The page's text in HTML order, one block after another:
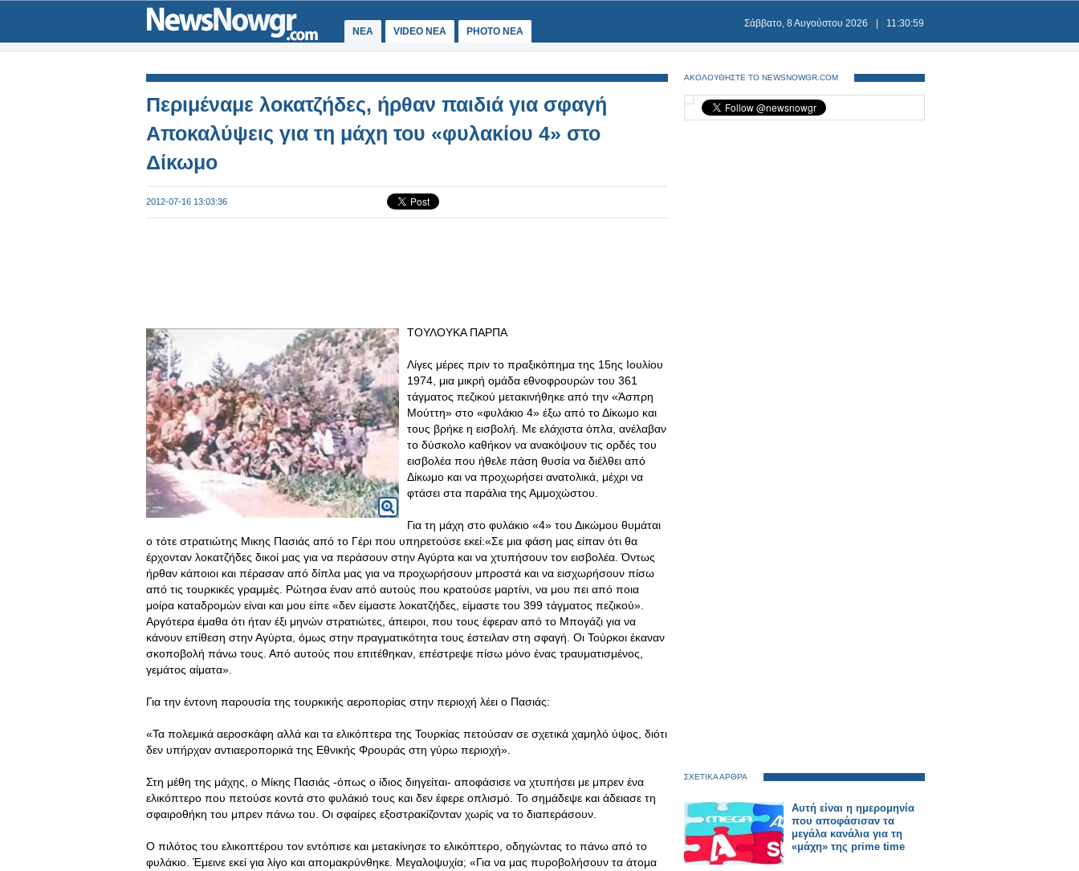
ΝΕΑ VIDEO NEA PHOTO NEA
Σάββατο, 8 Αυγούστου 2026 11:31:00
Περιμέναμε λοκατζήδες, ήρθαν παιδιά για σφαγή
Αποκαλύψεις για τη μάχη του «φυλακίου 4» στο
Δίκωμο
2012-07-16 13:03:36
ΤΟΥΛΟΥΚΑ ΠΑΡΠΑ
Λίγες μέρες πριν το πραξικόπημα της 15ης Ιουλίου
1974, μια μικρή ομάδα εθνοφρουρών του 361
τάγματος πεζικού μετακινήθηκε από την «Άσπρη
Μούττη» στο «φυλάκιο 4» έξω από το Δίκωμο και
τους βρήκε η εισβολή. Με ελάχιστα όπλα, ανέλαβαν
το δύσκολο καθήκον να ανακόψουν τις ορδές του
εισβολέα που ήθελε πάση θυσία να διέλθει από
Δίκωμο και να προχωρήσει ανατολικά, μέχρι να
φτάσει στα παράλια της Αμμοχώστου.
Για τη μάχη στο φυλάκιο «4» του Δικώμου θυμάται
ο τότε στρατιώτης Μικης Πασιάς από το Γέρι που υπηρετούσε εκεί:«Σε μια φάση μας είπαν ότι θα
έρχονταν λοκατζήδες δικοί μας για να περάσουν στην Αγύρτα και να χτυπήσουν τον εισβολέα. Όντως
ήρθαν κάποιοι και πέρασαν από δίπλα μας για να προχωρήσουν μπροστά και να εισχωρήσουν πίσω
από τις τουρκικές γραμμές. Ρώτησα έναν από αυτούς που κρατούσε μαρτίνι, να μου πει από ποια
μοίρα καταδρομών είναι και μου είπε «δεν είμαστε λοκατζήδες, είμαστε του 399 τάγματος πεζικού».
Αργότερα έμαθα ότι ήταν έξι μηνών στρατιώτες, άπειροι, που τους έφεραν από το Μπογάζι για να
κάνουν επίθεση στην Αγύρτα, όμως στην πραγματικότητα τους έστειλαν στη σφαγή. Οι Τούρκοι έκαναν
σκοποβολή πάνω τους. Από αυτούς που επιτέθηκαν, επέστρεψε πίσω μόνο ένας τραυματισμένος,
γεμάτος αίματα».
Για την έντονη παρουσία της τουρκικής αεροπορίας στην περιοχή λέει ο Πασιάς:
«Τα πολεμικά αεροσκάφη αλλά και τα ελικόπτερα της Τουρκίας πετούσαν σε σχετικά χαμηλό ύψος, διότι
δεν υπήρχαν αντιαεροπορικά της Εθνικής Φρουράς στη γύρω περιοχή».
Στη μέθη της μάχης, ο Μίκης Πασιάς -όπως ο ίδιος διηγείται- αποφάσισε να χτυπήσει με μπρεν ένα
ελικόπτερο που πετούσε κοντά στο φυλάκιό τους και δεν έφερε οπλισμό. Το σημάδεψε και άδειασε τη
σφαιροθήκη του μπρεν πάνω του. Οι σφαίρες εξοστρακίζονταν χωρίς να το διαπεράσουν.
Ο πιλότος του ελικοπτέρου τον εντόπισε και μετακίνησε το ελικόπτερο, οδηγώντας το πάνω από το
φυλάκιο. Έμεινε εκεί για λίγο και απομακρύνθηκε. Μεγαλοψυχία; «Για να μας πυροβολήσουν τα άτομα
ΑΚΟΛΟΥΘΗΣΤΕ ΤΟ NEWSNOWGR.COM
ΣΧΕΤΙΚΑ ΑΡΘΡΑ
Αυτή είναι η ημερομηνία
που αποφάσισαν τα
μεγάλα κανάλια για τη
«μάχη» της prime time